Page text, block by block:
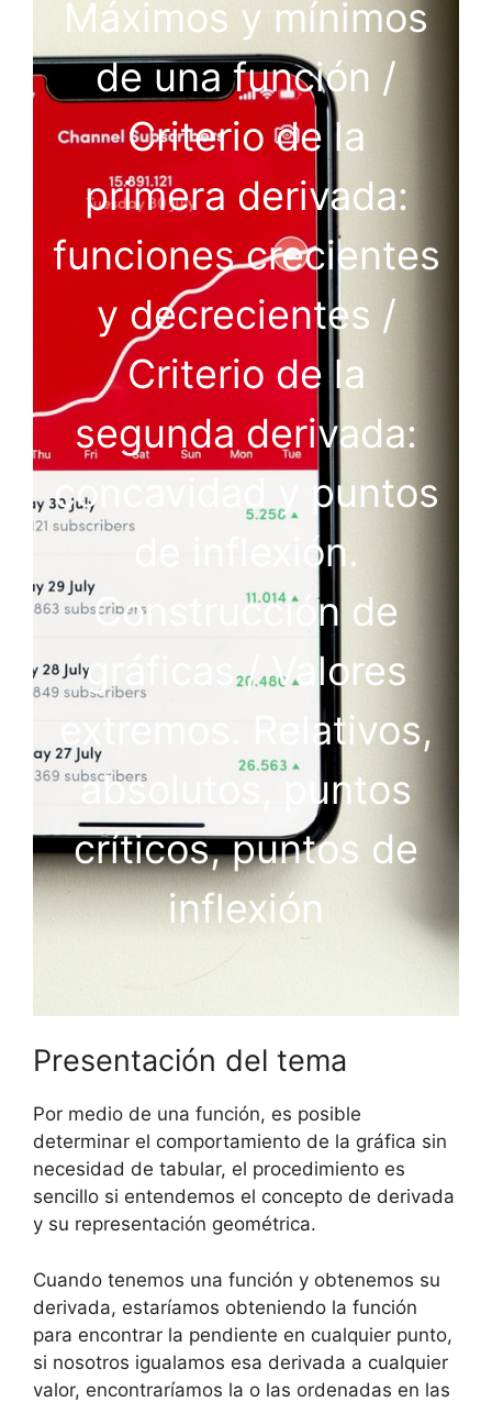
Máximos y mínimos
de una función /
Criterio de la
primera derivada:
funciones crecientes
y decrecientes /
Criterio de la
segunda derivada:
concavidad y puntos
de inflexión.
Construcción de
gráficas / Valores
extremos. Relativos,
absolutos, puntos
críticos, puntos de
inflexión
Presentación del tema
Por medio de una función, es posible
determinar el comportamiento de la gráfica sin
necesidad de tabular, el procedimiento es
sencillo si entendemos el concepto de derivada
y su representación geométrica.
Cuando tenemos una función y obtenemos su
derivada, estaríamos obteniendo la función
para encontrar la pendiente en cualquier punto,
si nosotros igualamos esa derivada a cualquier
valor, encontraríamos la o las ordenadas en las